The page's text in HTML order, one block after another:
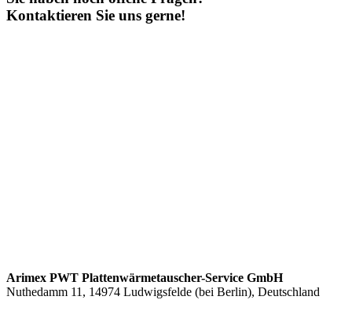
Kontaktieren Sie uns gerne!
Arimex PWT Plattenwärmetauscher-Service GmbH
Nuthedamm 11, 14974 Ludwigsfelde (bei Berlin), Deutschland